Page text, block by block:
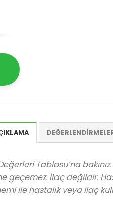
Tablosu’na bakınız.
geçemez. İlaç değildir.
ile hastalık veya ilaç